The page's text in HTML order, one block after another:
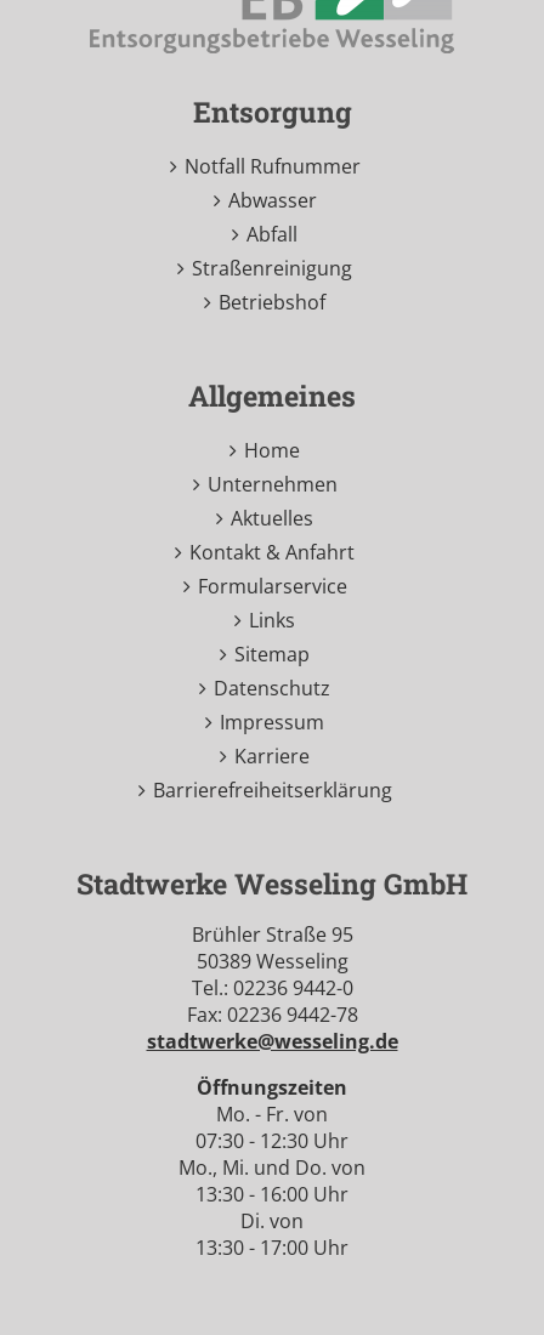
Entsorgung
Notfall Rufnummer
Abwasser
Abfall
Straßenreinigung
Betriebshof
Allgemeines
Home
Unternehmen
Aktuelles
Kontakt & Anfahrt
Formularservice
Links
Sitemap
Datenschutz
Impressum
Karriere
Barrierefreiheitserklärung
Stadtwerke Wesseling GmbH
Brühler Straße 95
50389 Wesseling
Tel.: 02236 9442-0
Fax: 02236 9442-78
stadtwerke@wesseling.de
Öffnungszeiten
Mo. - Fr. von
07:30 - 12:30 Uhr
Mo., Mi. und Do. von
13:30 - 16:00 Uhr
Di. von
13:30 - 17:00 Uhr